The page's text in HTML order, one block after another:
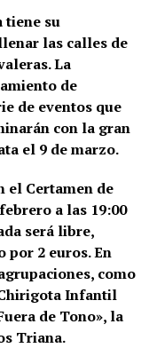
tiene su
las calles de
La
de
de eventos que
con la gran
el 9 de marzo.
el Certamen de
a las 19:00
será libre,
por 2 euros. En
como
Infantil
de Tono», la
Triana.